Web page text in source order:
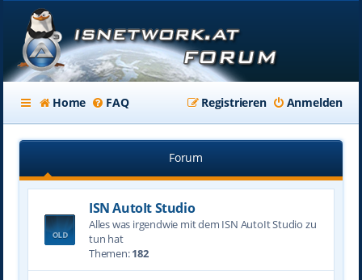
Home FAQ Anmelden
Registrieren
Forum
ISN AutoIt Studio
Alles was irgendwie mit dem ISN AutoIt Studio zu
tun hat
Themen:182